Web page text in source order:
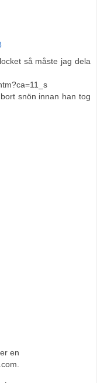
så måste jag dela
snön innan han tog
en